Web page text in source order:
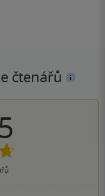
čtenářů
5